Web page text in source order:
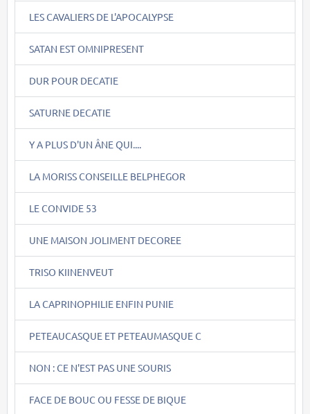
LES CAVALIERS DE L'APOCALYPSE
SATAN EST OMNIPRESENT
DUR POUR DECATIE
SATURNE DECATIE
Y A PLUS D'UN ÂNE QUI....
LA MORISS CONSEILLE BELPHEGOR
LE CONVIDE 53
UNE MAISON JOLIMENT DECOREE
TRISO KIINENVEUT
LA CAPRINOPHILIE ENFIN PUNIE
PETEAUCASQUE ET PETEAUMASQUE C
NON : CE N'EST PAS UNE SOURIS
FACE DE BOUC OU FESSE DE BIQUE